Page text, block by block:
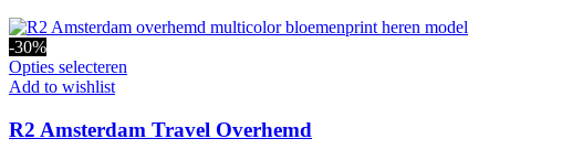
-30%
Opties selecteren
meerdere
variaties.
Add to wishlist
R2 Amsterdam Travel Overhemd